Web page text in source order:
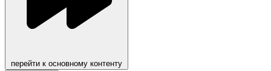
перейти к основному контенту